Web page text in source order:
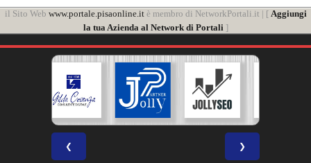
il Sito Web www.portale.pisaonline.itè membro di NetworkPortali.it | [ Aggiungi
la tua Azienda al Network di Portali]
❮ ❯